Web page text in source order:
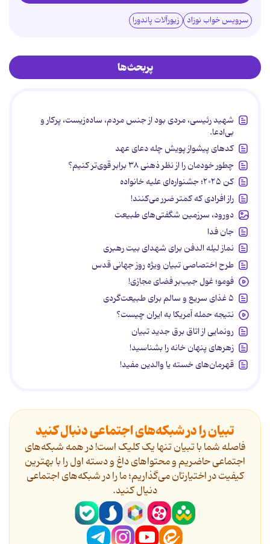
سرویس خواب نوزاد زیورآلات پاندورا
پربحث‌ها
شهید رئیسی، مردی بود از جنس مردم، ساده‌زیست، پرکار و
بی‌ادعا.
کدهای پیشواز پویش چله دعای عهد
چطور خودمان را از نظر ذهنی ۳۸ برابر قوی‌تر کنیم؟
کن ۲۰۲۵؛ جشنواره‌ای علیه خانواده
راز افرادی که کمتر ضرر می‌کنند!
دورود، سرزمین شگفتی‌های طبیعت
جان فدا
نماز لیله الدفن برای شهدای بیت رهبری
طرح اختصاصی تبیان ویژه روز جهانی قدس
فومو؛ غول جیب‌بر فضای مجازی!
۵ غذای سریع و سالم برای طبیعت‌گردی
نتیجه حمله آمریکا به ایران چیست؟
رونمایی از اتاق برق جدید تبیان
زهرهای پنهان خانه را بشناسید!
قهرمان‌های خسته یا والدین مفید!
تبیان را در شبکه‌های اجتماعی دنبال کنید
فاصله شما با تبیان تنها یک کلیک است! در همه شبکه‌های
اجتماعی حاضریم و محتواهای داغ و دسته اول را با بهترین
کیفیت در اختیارتان می‌گذاریم؛ ما را در شبکه‌های اجتماعی
دنیال کنید.